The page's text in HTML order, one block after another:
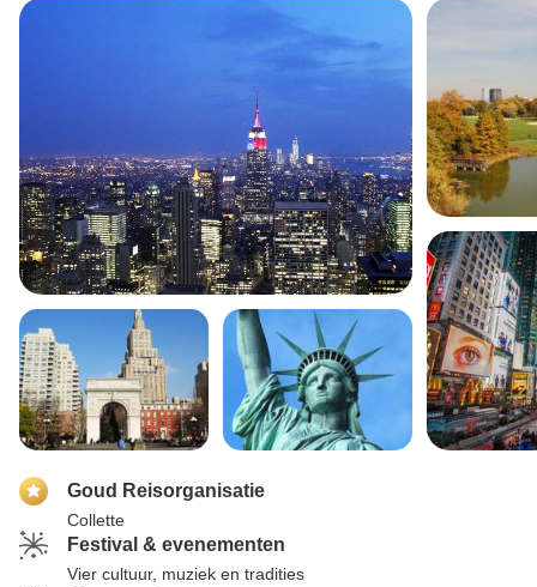
Goud Reisorganisatie
Collette
Festival & evenementen
Vier cultuur, muziek en tradities